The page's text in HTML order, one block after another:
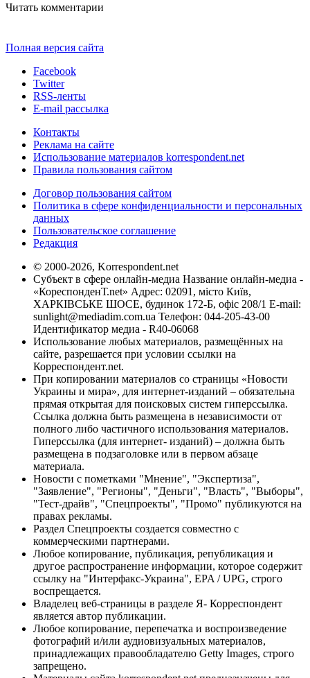
Читать комментарии
Полная версия сайта
Facebook
Twitter
RSS-ленты
E-mail рассылка
Контакты
Реклама на сайте
Использование материалов korrespondent.net
Правила пользования сайтом
Договор пользования сайтом
Политика в сфере конфиденциальности и персональных
данных
Пользовательское соглашение
Редакция
© 2000-2026, Korrespondent.net
Субъект в сфере онлайн-медиа Название онлайн-медиа -
«КореспонденТ.net» Адрес: 02091, місто Київ,
ХАРКІВСЬКЕ ШОСЕ, будинок 172-Б, офіс 208/1 E-mail:
sunlight@mediadim.com.ua Телефон: 044-205-43-00
Идентификатор медиа - R40-06068
Использование любых материалов, размещённых на
сайте, разрешается при условии ссылки на
Корреспондент.net.
При копировании материалов со страницы «Новости
Украины и мира», для интернет-изданий – обязательна
прямая открытая для поисковых систем гиперссылка.
Ссылка должна быть размещена в независимости от
полного либо частичного использования материалов.
Гиперссылка (для интернет- изданий) – должна быть
размещена в подзаголовке или в первом абзаце
материала.
Новости с пометками "Мнение", "Экспертиза",
"Заявление", "Регионы", "Деньги", "Власть", "Выборы",
"Тест-драйв", "Спецпроекты", "Промо" публикуются на
правах рекламы.
Раздел Спецпроекты создается совместно с
коммерческими партнерами.
Любое копирование, публикация, републикация и
другое распространение информации, которое содержит
ссылку на "Интерфакс-Украина", EPA / UPG, строго
воспрещается.
Владелец веб-страницы в разделе Я- Корреспондент
является автор публикации.
Любое копирование, перепечатка и воспроизведение
фотографий и/или аудиовизуальных материалов,
принадлежащих правообладателю Getty Images, строго
запрещено.